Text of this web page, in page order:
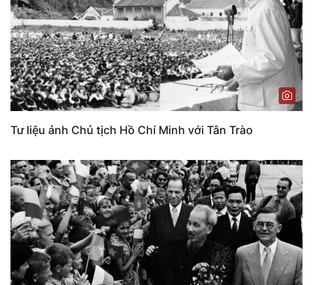
Tư liệu ảnh Chủ tịch Hồ Chí Minh với Tân Trào